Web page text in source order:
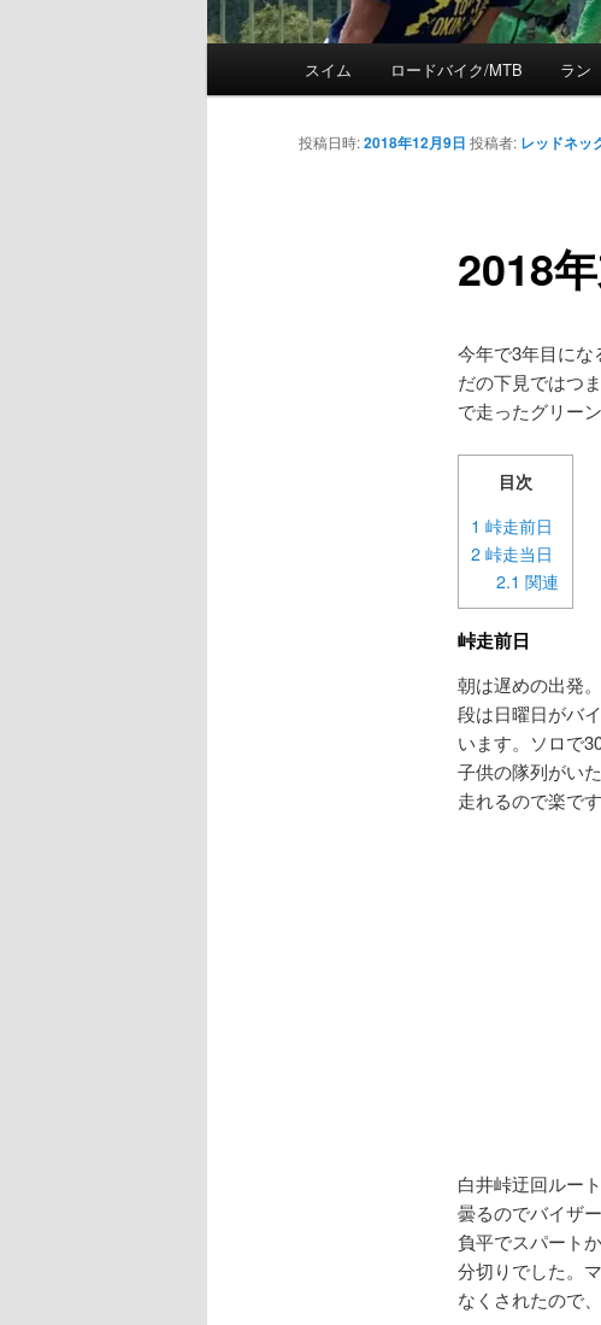
メ
イ
スイム ロードバイク/MTB ラン
2018
投稿日時:2018年12月9日 投稿者: レッドネッ
今年で3年目にな
だの下見ではつ
で走ったグリー
目次
1 峠走前日
2峠走当日
2.1 関連
峠走前日
朝は遅めの出発
段は日曜日がバ
います。ソロで
子供の隊列がい
走れるので楽です
白井峠迂回ルー
曇るのでバイザ
負平でスパート
分切りでした。
なくされたので